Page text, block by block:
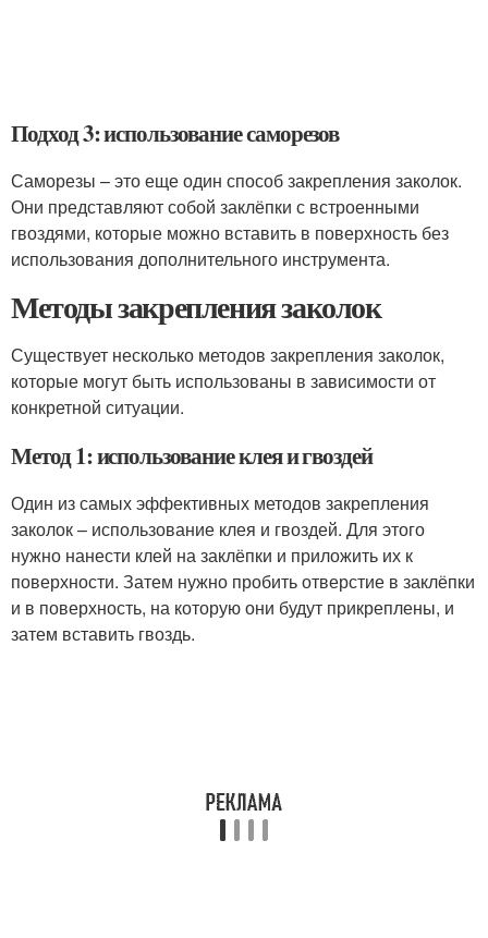
Подход 3: использование саморезов
Саморезы – это еще один способ закрепления заколок.
Они представляют собой заклёпки с встроенными
гвоздями, которые можно вставить в поверхность без
использования дополнительного инструмента.
Методы закрепления заколок
Существует несколько методов закрепления заколок,
которые могут быть использованы в зависимости от
конкретной ситуации.
Метод 1: использование клея и гвоздей
Один из самых эффективных методов закрепления
заколок – использование клея и гвоздей. Для этого
нужно нанести клей на заклёпки и приложить их к
поверхности. Затем нужно пробить отверстие в заклёпки
и в поверхность, на которую они будут прикреплены, и
затем вставить гвоздь.